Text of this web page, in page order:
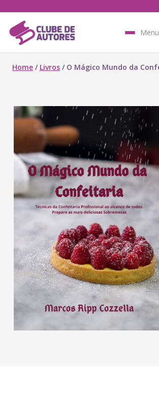
Menu
Home / Livros / O Mágico Mundo da